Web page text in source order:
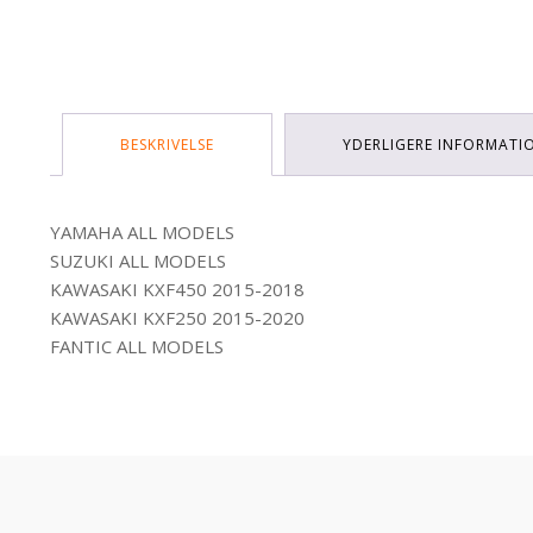
BESKRIVELSE YDERLIGERE
YAMAHA ALL MODELS
SUZUKI ALL MODELS
KAWASAKI KXF450 2015-2018
KAWASAKI KXF250 2015-2020
FANTIC ALL MODELS